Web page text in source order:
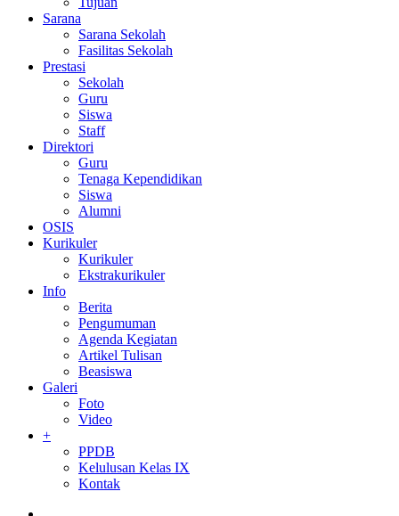
Sarana
Sarana Sekolah
Fasilitas Sekolah
Prestasi
Sekolah
Guru
Siswa
Staff
Direktori
Guru
Tenaga Kependidikan
Siswa
Alumni
OSIS
Kurikuler
Kurikuler
Ekstrakurikuler
Info
Berita
Pengumuman
Agenda Kegiatan
Artikel Tulisan
Beasiswa
Galeri
Foto
Video
+
PPDB
Kelulusan Kelas IX
Kontak